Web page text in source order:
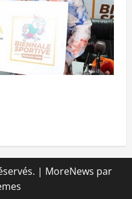
| MoreNews par